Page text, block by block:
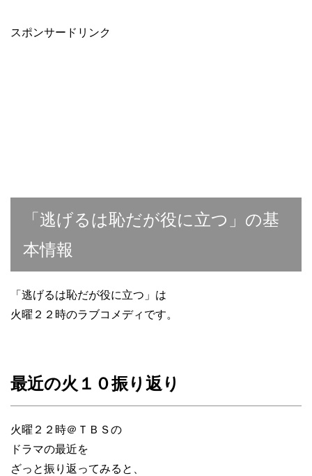
スポンサードリンク
「逃げるは恥だが役に立つ」の基
本情報
「逃げるは恥だが役に立つ」は
火曜２２時のラブコメディです。
最近の火１０振り返り
火曜２２時＠ＴＢＳの
ドラマの最近を
ざっと振り返ってみると、